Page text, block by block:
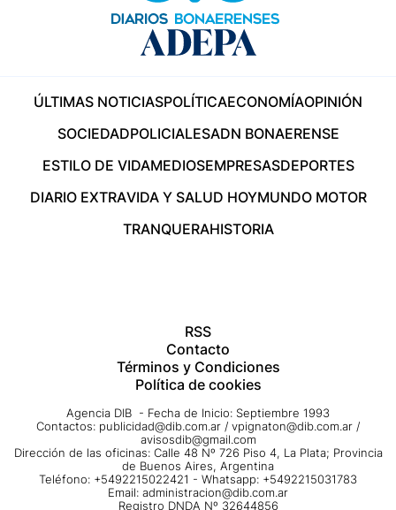
ÚLTIMAS NOTICIASPOLÍTICAECONOMÍAOPINIÓN
SOCIEDADPOLICIALESADN BONAERENSE
ESTILO DE VIDAMEDIOSEMPRESASDEPORTES
DIARIO EXTRAVIDA Y SALUD HOYMUNDO MOTOR
TRANQUERAHISTORIA
RSS
Contacto
Términos y Condiciones
Política de cookies
Agencia DIB - Fecha de Inicio: Septiembre 1993
Contactos: publicidad@dib.com.ar / vpignaton@dib.com.ar /
avisosdib@gmail.com
Dirección de las oficinas: Calle 48 Nº 726 Piso 4, La Plata; Provincia
de Buenos Aires, Argentina
Teléfono: +5492215022421 - Whatsapp: +5492215031783
Email: administracion@dib.com.ar
Registro DNDA Nº 32644856